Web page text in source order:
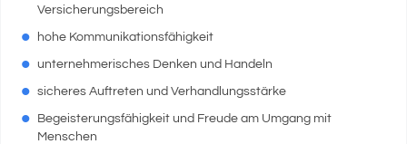
Versicherungsbereich
hohe Kommunikationsfähigkeit
unternehmerisches Denken und Handeln
sicheres Auftreten und Verhandlungsstärke
Begeisterungsfähigkeit und Freude am Umgang mit
Menschen